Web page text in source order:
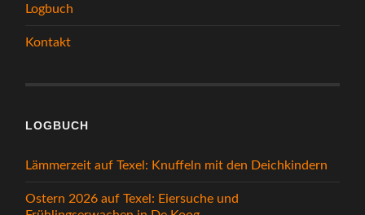
Logbuch
Kontakt
LOGBUCH
Lämmerzeit auf Texel: Knuffeln mit den Deichkindern
Ostern 2026 auf Texel: Eiersuche und